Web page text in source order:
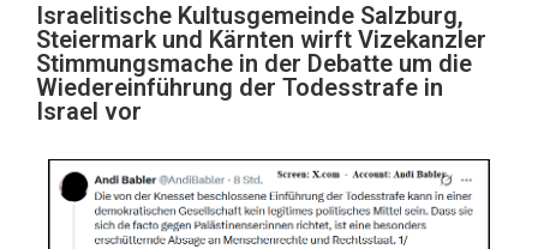
Israelitische Kultusgemeinde Salzburg,
Steiermark und Kärnten wirft Vizekanzler
Stimmungsmache in der Debatte um die
Wiedereinführung der Todesstrafe in
Israel vor